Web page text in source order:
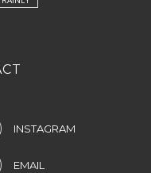
INSTAGRAM
EMAIL